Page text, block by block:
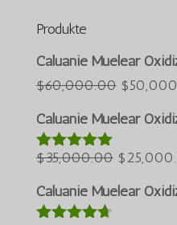
Produkte
Caluanie Muelear
$60,000.00 Der
war:
$
Caluanie Muelear
Bewertet
von 5
$35,000.00 Der
$
Caluanie Muelear